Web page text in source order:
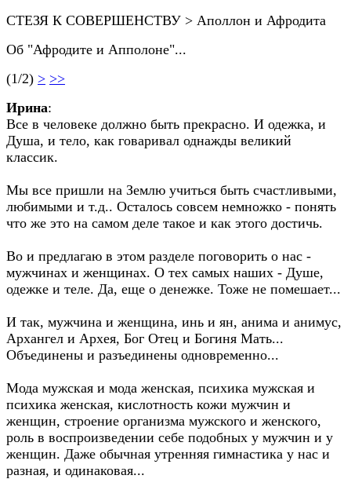
СТЕЗЯ К СОВЕРШЕНСТВУ > Аполлон и Афродита
Об "Афродите и Апполоне"...
(1/2) > >>
Ирина:
Все в человеке должно быть прекрасно. И одежка, и
Душа, и тело, как говаривал однажды великий
классик.
Мы все пришли на Землю учиться быть счастливыми,
любимыми и т.д.. Осталось совсем немножко - понять
что же это на самом деле такое и как этого достичь.
Во и предлагаю в этом разделе поговорить о нас -
мужчинах и женщинах. О тех самых наших - Душе,
одежке и теле. Да, еще о денежке. Тоже не помешает...
И так, мужчина и женщина, инь и ян, анима и анимус,
Архангел и Архея, Бог Отец и Богиня Мать...
Объединены и разъединены одновременно...
Мода мужская и мода женская, психика мужская и
психика женская, кислотность кожи мужчин и
женщин, строение организма мужского и женского,
роль в воспроизведении себе подобных у мужчин и у
женщин. Даже обычная утренняя гимнастика у нас и
разная, и одинаковая...